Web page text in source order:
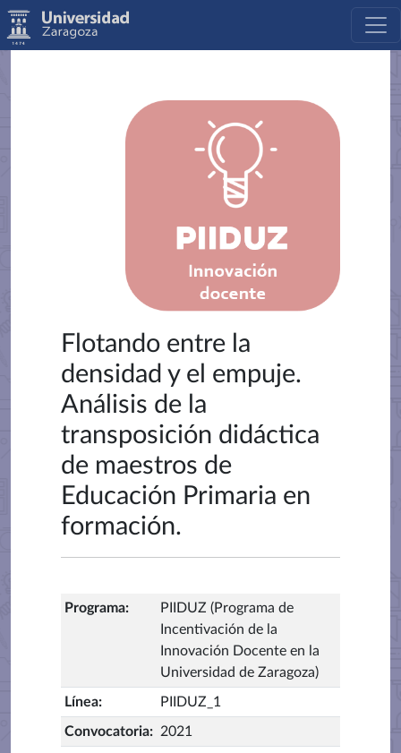
Flotando entre la
densidad y el empuje.
Análisis de la
transposición didáctica
de maestros de
Educación Primaria en
formación.
Programa:
PIIDUZ (Programa de
Incentivación de la
Innovación Docente en la
Universidad de Zaragoza)
Línea: PIIDUZ_1
Convocatoria: 2021